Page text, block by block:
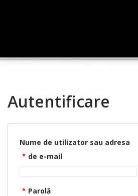
Autentificare
Nume de utilizator sau adresa
de e-mail
*
Parolă
*